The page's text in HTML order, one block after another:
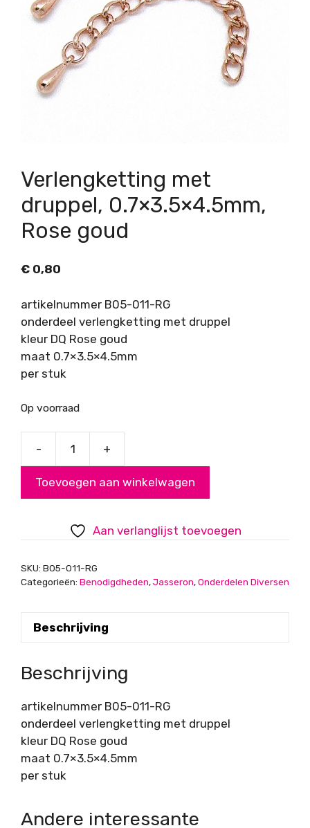
Verlengketting met
druppel, 0.7×3.5×4.5mm,
Rose goud
€ 0,80
artikelnummer B05-011-RG
onderdeel verlengketting met druppel
kleur DQ Rose goud
maat 0.7×3.5×4.5mm
per stuk
Op voorraad
-
druppel,
Rose
goud
+
Toevoegen aan winkelwagen
Aan verlanglijst toevoegen
SKU: B05-011-RG
Categorieën: Benodigdheden,Jasseron,Onderdelen Diversen
Beschrijving
Beschrijving
artikelnummer B05-011-RG
onderdeel verlengketting met druppel
kleur DQ Rose goud
maat 0.7×3.5×4.5mm
per stuk
Andere interessante